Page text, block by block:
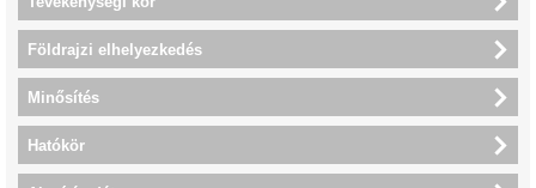
Földrajzi elhelyezkedés
Minősítés
Hatókör